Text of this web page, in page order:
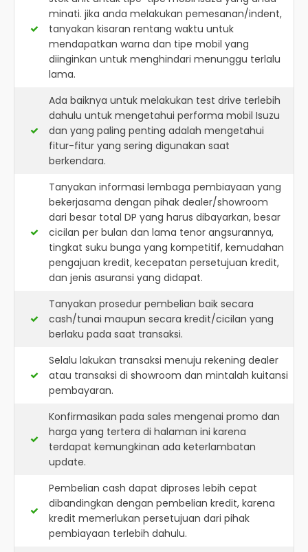
minati. jika anda melakukan pemesanan/indent,
tanyakan kisaran rentang waktu untuk
mendapatkan warna dan tipe mobil yang
diinginkan untuk menghindari menunggu terlalu
lama.
Ada baiknya untuk melakukan test drive terlebih
dahulu untuk mengetahui performa mobil Isuzu
dan yang paling penting adalah mengetahui
fitur-fitur yang sering digunakan saat
berkendara.
Tanyakan informasi lembaga pembiayaan yang
bekerjasama dengan pihak dealer/showroom
dari besar total DP yang harus dibayarkan, besar
cicilan per bulan dan lama tenor angsurannya,
tingkat suku bunga yang kompetitif, kemudahan
pengajuan kredit, kecepatan persetujuan kredit,
dan jenis asuransi yang didapat.
Tanyakan prosedur pembelian baik secara
cash/tunai maupun secara kredit/cicilan yang
berlaku pada saat transaksi.
Selalu lakukan transaksi menuju rekening dealer
atau transaksi di showroom dan mintalah kuitansi
pembayaran.
Konfirmasikan pada sales mengenai promo dan
harga yang tertera di halaman ini karena
terdapat kemungkinan ada keterlambatan
update.
Pembelian cash dapat diproses lebih cepat
dibandingkan dengan pembelian kredit, karena
kredit memerlukan persetujuan dari pihak
pembiayaan terlebih dahulu.